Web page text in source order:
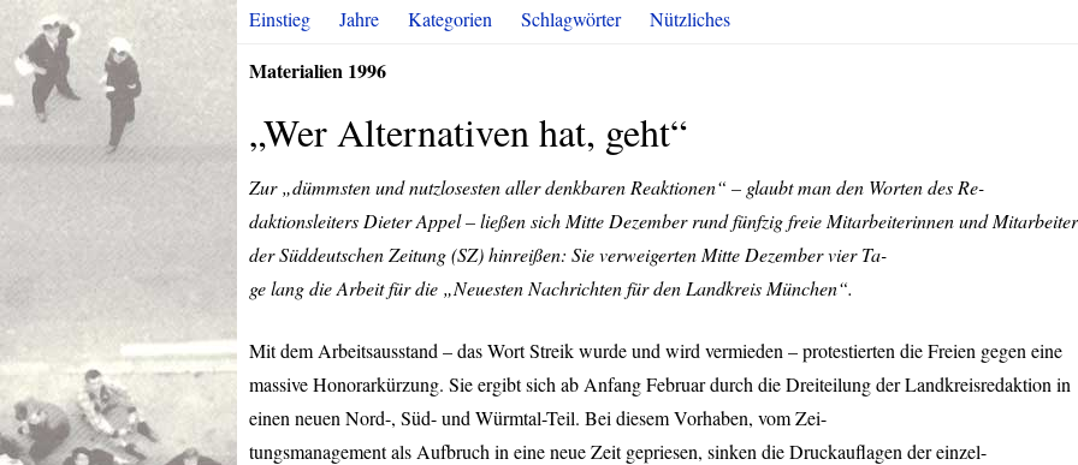
Einstieg Jahre Kategorien Schlagwörter Nützliches
Materialien 1996
„Wer Alternativen hat, geht“
Zur „dümmsten und nutzlosesten aller denkbaren Reaktionen“ – glaubt man den Worten des Re-
daktionsleiters Dieter Appel – ließen sich Mitte Dezember rund fünfzig freie Mitarbeiterinnen und Mitarbeiter
der Süddeutschen Zeitung (SZ) hinreißen: Sie verweigerten Mitte Dezember vier Ta-
ge lang die Arbeit für die „Neuesten Nachrichten für den Landkreis München“.
Mit dem Arbeitsausstand – das Wort Streik wurde und wird vermieden – protestierten die Freien gegen eine
massive Honorarkürzung. Sie ergibt sich ab Anfang Februar durch die Dreiteilung der Landkreisredaktion in
einen neuen Nord-, Süd- und Würmtal-Teil. Bei diesem Vorhaben, vom Zei-
tungsmanagement als Aufbruch in eine neue Zeit gepriesen, sinken die Druckauflagen der einzel-